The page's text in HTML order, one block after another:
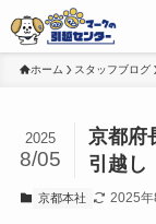
ホーム スタッフブログ
京都府
引越し
2025
8/05
京都本社 2025年